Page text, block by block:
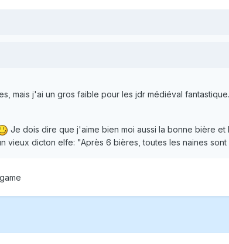
mais j'ai un gros faible pour les jdr médiéval
Je dois dire que j'aime bien moi aussi la bonne bière
vieux dicton elfe: "Après 6 bières, toutes les naines sont